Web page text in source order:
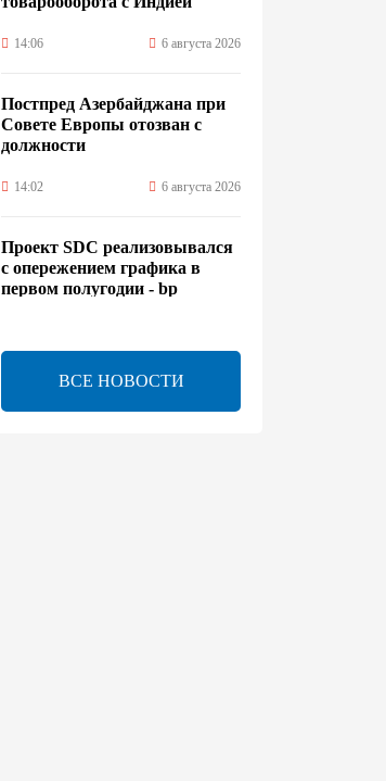
14:06 6 августа 2026
Постпред Азербайджана при
Совете Европы отозван с
должности
14:02 6 августа 2026
Проект SDC реализовывался
с опережением графика в
первом полугодии - bp
Расширены полномочия
холдинга AZCON - Указ
ВСЕ НОВОСТИ